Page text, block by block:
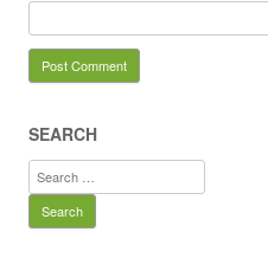
SEARCH
Search
for: